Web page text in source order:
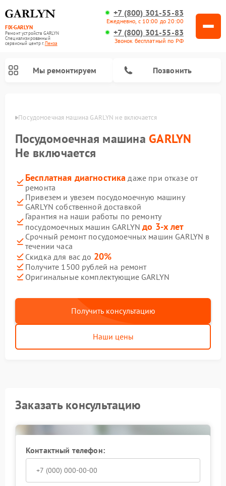
FIX-GARLYN
Ремонт устройств GARLYN
Специализированный
cервисный центр г.Пенза
+7 (800) 301-55-83
Ежедневно, с 10:00 до 20:00
+7 (800) 301-55-83
Звонок бесплатный по РФ
Мы ремонтируем Позвонить
Посудомоечная машина GARLYN не включается
Посудомоечная машина GARLYN
Не включается
Бесплатная диагностика даже при отказе от
ремонта
Привезем и увезем посудомоечную машину
GARLYN собственной доставкой
Гарантия на наши работы по ремонту
посудомоечных машин GARLYNдо 3-х лет
Срочный ремонт посудомоечных машин GARLYN в
течении часа
Скидка для вас до 20%
Получите 1500 рублей на ремонт
Оригинальные комплектующие GARLYN
Получить консультацию
Наши цены
Заказать консультацию
Контактный телефон: